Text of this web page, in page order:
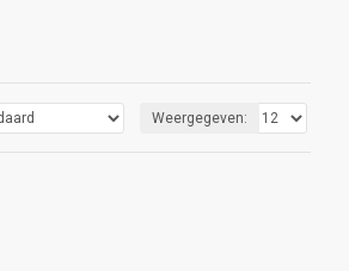
Weergegeven: